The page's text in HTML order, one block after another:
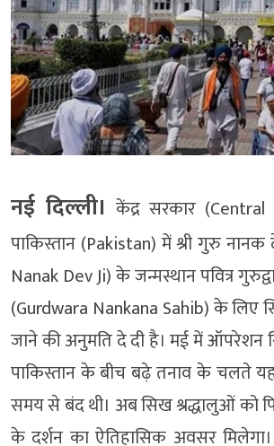
नई दिल्ली। केंद्र सरकार
पाकिस्तान (Pakistan) में श्री गुरु
Nanak Dev Ji) के जन्मस्थान पवित्र
(Gurdwara Nankana Sahib) के लिए
जाने की अनुमति दे दी है। मई में ऑपरेशन
पाकिस्तान के बीच बढ़े तनाव के चलते यह
समय से बंद थी। अब सिख श्रद्धालुओं को
के दर्शन का ऐतिहासिक अवसर मिलेगा।